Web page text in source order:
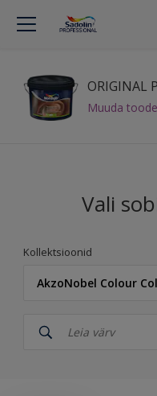
ORIGINAL
Muuda toode
Vali
Kollektsioonid
AkzoNobel Colour
Sadolin Professional